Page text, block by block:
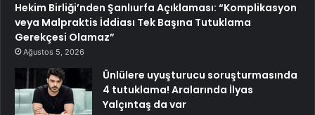
Hekim Birliği’nden Şanlıurfa Açıklaması: “Komplikasyon
veya Malpraktis İddiası Tek Başına Tutuklama
Gerekçesi Olamaz”
Ağustos 5, 2026
Ünlülere uyuşturucu soruşturmasında
4 tutuklama! Aralarında İlyas
Yalçıntaş da var